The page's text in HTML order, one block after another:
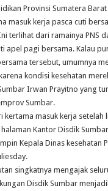
Provinsi Sumatera
masuk kerja pasca cuti
terlihat dari ramainya PNS
apel pagi bersama. Kalau
tersebut, umumnya
kondisi kesehatan
Irwan Prayitno yang
Sumbar.
kertama masuk kerja setelah
Kantor Disdik
Kepala Dinas kesehatan
singkatnya mengajak
Disdik Sumbar